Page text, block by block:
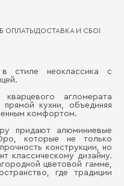
ОПЛАТЫДОСТАВКА И СБОРКА
стиле неоклассика с
агломерата
прямой кухни, объединяя
комфортом.
придают алюминиевые
которые не только
конструкции, но
классическому дизайну.
цветовой гамме,
где традиции